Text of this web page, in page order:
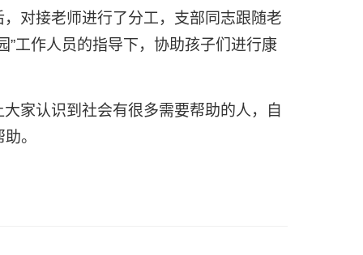
对接老师进行了分工，支部同志跟随老
”工作人员的指导下，协助孩子们进行康
家认识到社会有很多需要帮助的人，自
。